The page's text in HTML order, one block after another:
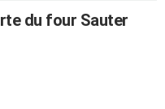
du four Sauter